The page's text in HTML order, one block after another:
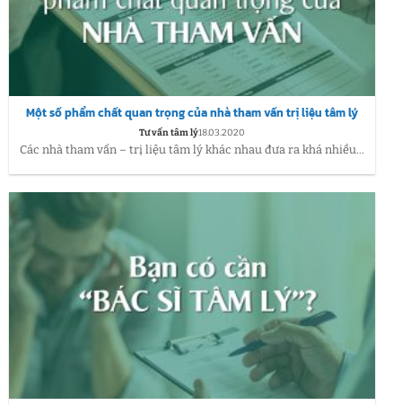
Một số phẩm chất quan trọng của nhà tham vấn trị liệu tâm lý
Tư vấn tâm lý18.03.2020
Các nhà tham vấn – trị liệu tâm lý khác nhau đưa ra khá nhiều...